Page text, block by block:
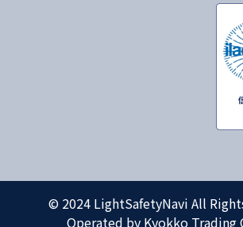
© 2024 LightSafetyNavi All
Operated by Kyokko Trading